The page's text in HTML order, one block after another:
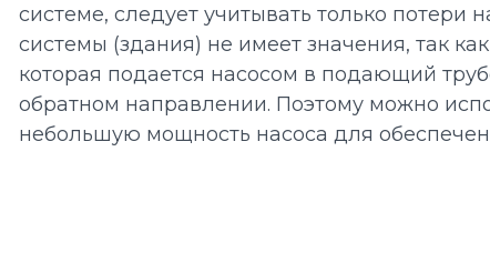
системе, следует учитывать только потери
системы (здания) не имеет значения, так
которая подается насосом в подающий
обратном направлении. Поэтому можно
небольшую мощность насоса для